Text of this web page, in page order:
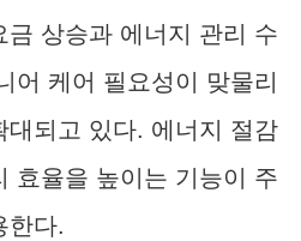
금 상승과 에너지 관리 수
어 케어 필요성이 맞물리
대되고 있다. 에너지 절감
효율을 높이는 기능이 주
한다.